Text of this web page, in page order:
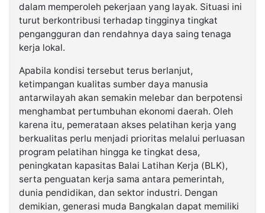
dalam memperoleh pekerjaan yang layak. Situasi ini
turut berkontribusi terhadap tingginya tingkat
pengangguran dan rendahnya daya saing tenaga
kerja lokal.
Apabila kondisi tersebut terus berlanjut,
ketimpangan kualitas sumber daya manusia
antarwilayah akan semakin melebar dan berpotensi
menghambat pertumbuhan ekonomi daerah. Oleh
karena itu, pemerataan akses pelatihan kerja yang
berkualitas perlu menjadi prioritas melalui perluasan
program pelatihan hingga ke tingkat desa,
peningkatan kapasitas Balai Latihan Kerja (BLK),
serta penguatan kerja sama antara pemerintah,
dunia pendidikan, dan sektor industri. Dengan
demikian, generasi muda Bangkalan dapat memiliki